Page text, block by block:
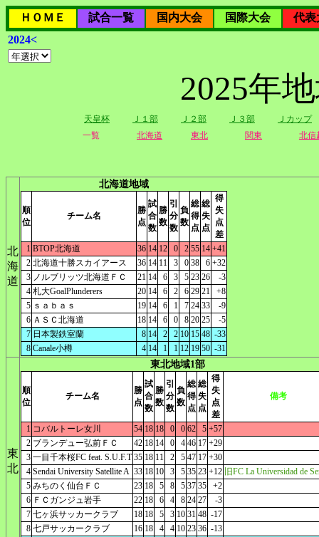
ＨＯＭＥ 試合一覧 国内大会 国際大会
代表
2024<
2025年
天皇杯 Ｊ１部 Ｊ２部 Ｊ３部
Ｊカップ
一覧
北海道 東北 関東 北信
北
海
道
北海道地域
順
位
チーム名
勝
点
試
合
数
勝
数
引
分
数
負
数
総
得
点
総
失
点
得
失
点
差
1 BTOP北海道 36 14 12 0 2 55 14 +41
2 北海道十勝スカイアース 36 14 11 3 0 38 6 +32
3 ノルブリッツ北海道ＦＣ 21 14 6 3 5 23 26
-3
4 札大GoalPlunderers 20 14 6 2 6 29 21
+8
5 ｓａｂａｓ 19 14 6 1 7 24 33
-9
6 ＡＳＣ北海道 18 14 6 0 8 20 25
-5
7 日本製鉄室蘭 8 14 2 2 10 15 48 -33
8 Canale小樽 4 14 1 1 12 19 50 -31
東
北
東北地域1部
順
位
チーム名
勝
点
試
合
数
勝
数
引
分
数
負
数
総
得
点
総
失
点
得
失
点
差
備考
1 コバルトーレ女川 54 18 18 0 0 62 5 +57
2 ブランデュー弘前ＦＣ 42 18 14 0 4 46 17 +29
3 一目千本桜FC feat. S.U.F.T 35 18 11 2 5 47 17 +30
4 Sendai University Satellite A 33 18 10 3 5 35 23 +12 旧FC La Universidad de
5 みちのく仙台ＦＣ 23 18 5 8 5 37 35
+2
6 ＦＣガンジュ岩手 22 18 6 4 8 24 27
-3
7 七ヶ浜サッカークラブ 18 18 5 3 10 31 48 -17
8 七戸サッカークラブ 16 18 4 4 10 23 36 -13